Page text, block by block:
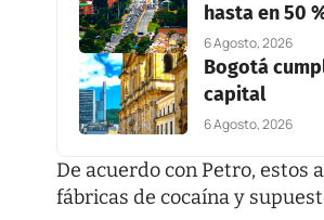
hasta en 50
6 Agosto, 2026
Bogotá
capital
6 Agosto, 2026
De acuerdo con Petro,
fábricas de cocaína y